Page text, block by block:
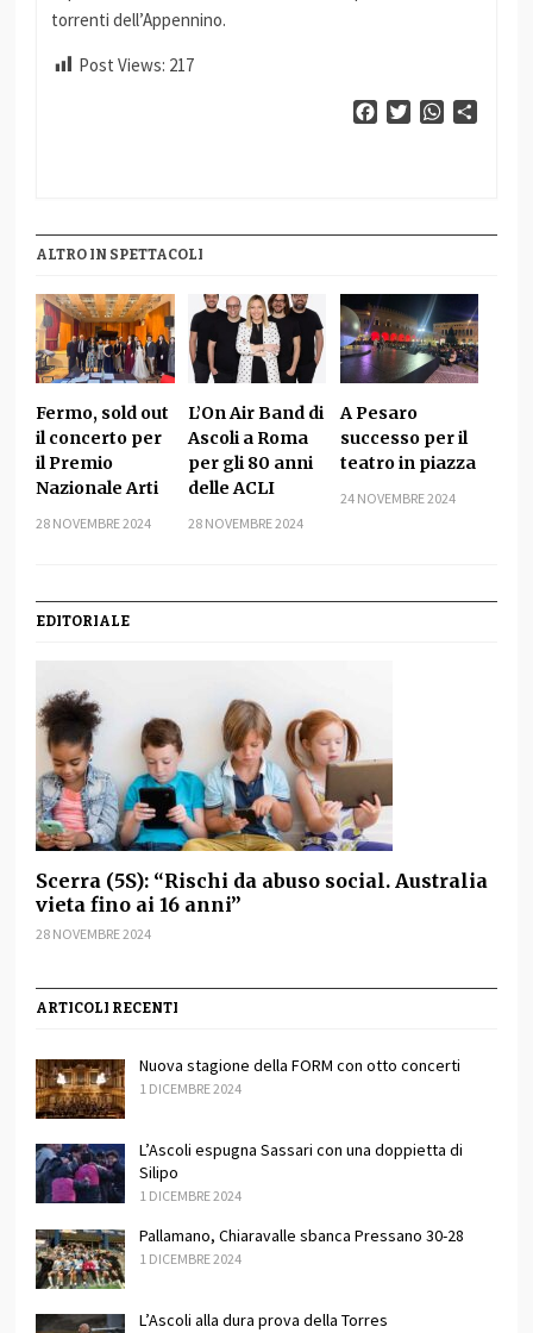
torrenti dell’Appennino.
Post Views: 217
FacebookTwitterWhatsApp
ALTRO IN SPETTACOLI
Fermo, sold out
il concerto per
il Premio
Nazionale Arti
28 NOVEMBRE 2024
L’On Air Band di
Ascoli a Roma
per gli 80 anni
delle ACLI
28 NOVEMBRE 2024
A Pesaro
successo per il
teatro in piazza
24 NOVEMBRE 2024
EDITORIALE
Scerra (5S): “Rischi da abuso social. Australia
vieta fino ai 16 anni”
28 NOVEMBRE 2024
ARTICOLI RECENTI
Nuova stagione della FORM con otto concerti
1 DICEMBRE 2024
L’Ascoli espugna Sassari con una doppietta di
Silipo
1 DICEMBRE 2024
Pallamano, Chiaravalle sbanca Pressano 30-28
1 DICEMBRE 2024
L’Ascoli alla dura prova della Torres